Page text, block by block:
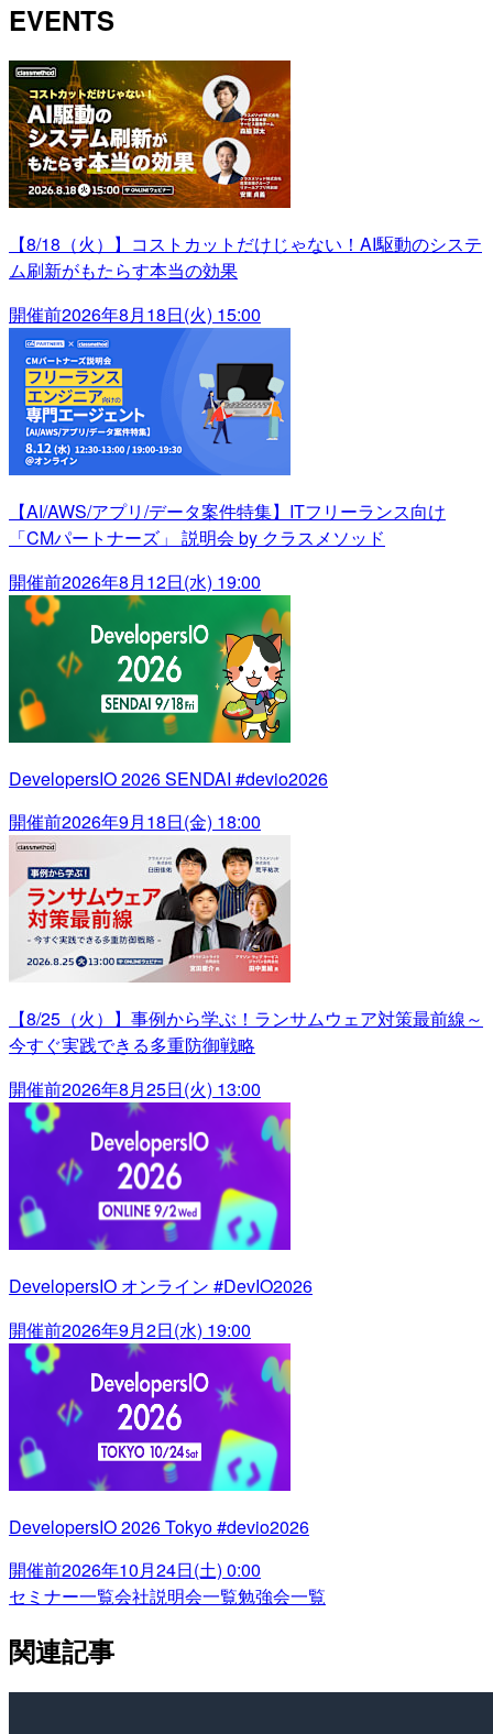
EVENTS
【8/18（火）】コストカットだけじゃない！AI駆動のシステ
ム刷新がもたらす本当の効果
開催前2026年8月18日(火) 15:00
【AI/AWS/アプリ/データ案件特集】ITフリーランス向け
「CMパートナーズ」 説明会 by クラスメソッド
開催前2026年8月12日(水) 19:00
DevelopersIO 2026 SENDAI #devio2026
開催前2026年9月18日(金) 18:00
【8/25（火）】事例から学ぶ！ランサムウェア対策最前線～
今すぐ実践できる多重防御戦略
開催前2026年8月25日(火) 13:00
DevelopersIO オンライン #DevIO2026
開催前2026年9月2日(水) 19:00
DevelopersIO 2026 Tokyo #devio2026
開催前2026年10月24日(土) 0:00
セミナー一覧会社説明会一覧勉強会一覧
関連記事